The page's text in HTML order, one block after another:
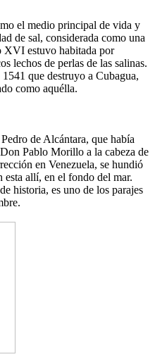
el medio principal de vida y
de sal, considerada como una
XVI estuvo habitada por
lechos de perlas de las salinas.
que destruyo a Cubagua,
como aquélla.
de Alcántara, que había
Pablo Morillo a la cabeza de
en Venezuela, se hundió
esta allí, en el fondo del mar.
historia, es uno de los parajes